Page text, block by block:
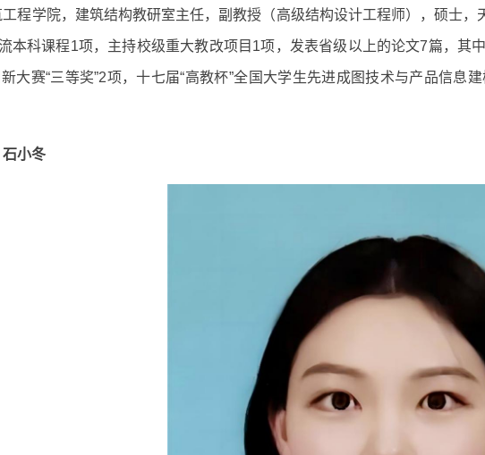
程学院，建筑结构教研室主任，副教授（高级结构设计工程师），硕士
本科课程1项，主持校级重大教改项目1项，发表省级以上的论文7篇，其
大赛“三等奖”2项，十七届“高教杯”全国大学生先进成图技术与产品信息
小冬